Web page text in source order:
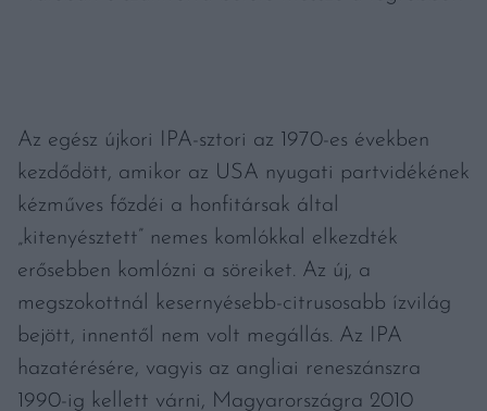
Az egész újkori IPA-sztori az 1970-es években
kezdődött, amikor az USA nyugati partvidékének
kézműves főzdéi a honfitársak által
„kitenyésztett” nemes komlókkal elkezdték
erősebben komlózni a söreiket. Az új, a
megszokottnál kesernyésebb-citrusosabb ízvilág
bejött, innentől nem volt megállás. Az IPA
hazatérésére, vagyis az angliai reneszánszra
1990-ig kellett várni, Magyarországra 2010